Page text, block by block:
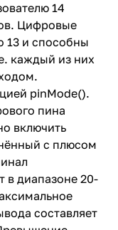
14
Цифровые
13 и способны
каждый из них
pinMode().
пина
включить
с плюсом
в диапазоне 20-
составляет